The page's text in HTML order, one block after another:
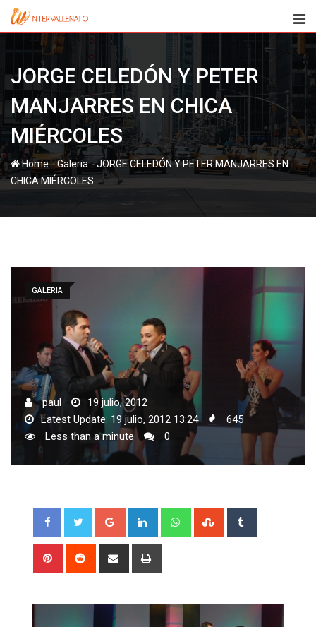
Skip
JORGE CELEDÓN Y PETER
MANJARRES EN CHICA
Home-Galeria-JORGE CELEDÓN Y PETER MANJARRES EN
GALERIA
paul
19 julio, 2012
Latest Update: 19 julio, 2012 13:24
645
Less than a minute
0
Google+ LinkedIn WhatsappStumbleUpon
Pinterest Reddit
Share